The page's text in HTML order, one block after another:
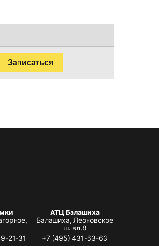
Записаться
21-31
АТЦ Балашиха
Балашиха, Леоновское
ш. вл.8
+7 (495) 431-63-63